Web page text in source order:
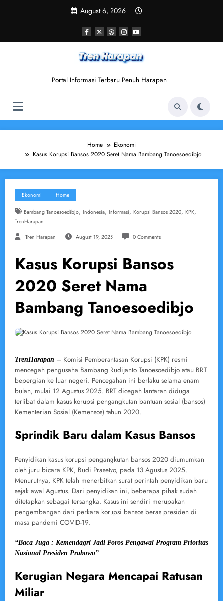
August 6, 2026
Portal Informasi Terbaru Penuh Harapan
Home
Ekonomi
Kasus Korupsi Bansos 2020 Seret Nama Bambang Tanoesoedibjo
Ekonomi Home
Bambang Tanoesoedibjo, Indonesia, Informasi, Korupsi Bansos 2020, KPK,
TrenHarapan
Tren Harapan August 19, 2025 0 Comments
Kasus Korupsi Bansos
2020 Seret Nama
Bambang Tanoesoedibjo
TrenHarapan – Komisi Pemberantasan Korupsi (KPK) resmi
mencegah pengusaha Bambang Rudijanto Tanoesoedibjo atau BRT
bepergian ke luar negeri. Pencegahan ini berlaku selama enam
bulan, mulai 12 Agustus 2025. BRT dicegah lantaran diduga
terlibat dalam kasus korupsi pengangkutan bantuan sosial (bansos)
Kementerian Sosial (Kemensos) tahun 2020.
Sprindik Baru dalam Kasus Bansos
Penyidikan kasus korupsi pengangkutan bansos 2020 diumumkan
oleh juru bicara KPK, Budi Prasetyo, pada 13 Agustus 2025.
Menurutnya, KPK telah menerbitkan surat perintah penyidikan baru
sejak awal Agustus. Dari penyidikan ini, beberapa pihak sudah
ditetapkan sebagai tersangka. Kasus ini sendiri merupakan
pengembangan dari perkara korupsi bansos beras presiden di
masa pandemi COVID-19.
“Baca Juga : Kemendagri Jadi Poros Pengawal Program Prioritas
Nasional Presiden Prabowo”
Kerugian Negara Mencapai Ratusan
Miliar